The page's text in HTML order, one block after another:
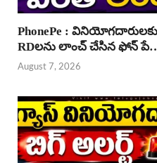
PhonePe :
RDలను లాంచ్ చేసిన ఫోన్
August 7, 2026